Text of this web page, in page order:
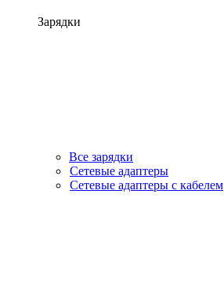
Зарядки
Все зарядки
Сетевые адаптеры
Сетевые адаптеры с кабелем